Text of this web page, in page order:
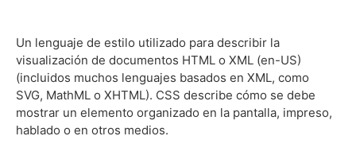
Un lenguaje de estilo utilizado para describir la
visualización de documentos HTML o XML (en-US)
(incluidos muchos lenguajes basados ​​en XML, como
SVG, MathML o XHTML). CSS describe cómo se debe
mostrar un elemento organizado en la pantalla, impreso,
hablado o en otros medios.